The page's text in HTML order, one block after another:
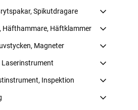
Spikutdragare
Häfthammare, Häftklammer
Magneter
Inspektion